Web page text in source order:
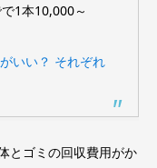
1本10,000～
いい？ それぞれ
とゴミの回収費用がか